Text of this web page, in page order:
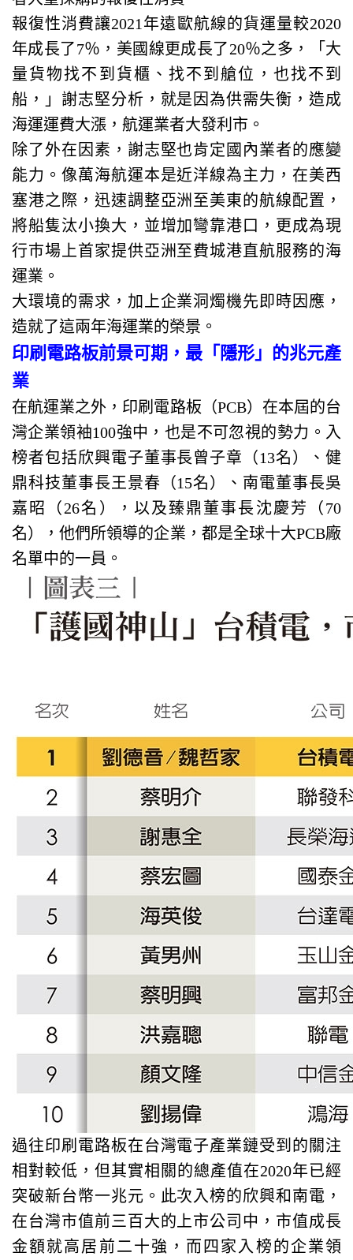
報復性消費讓2021年遠歐航線的貨運量較2020
年成長了7％，美國線更成長了20％之多，「大
量貨物找不到貨櫃、找不到艙位，也找不到
船，」謝志堅分析，就是因為供需失衡，造成
海運運費大漲，航運業者大發利市。
除了外在因素，謝志堅也肯定國內業者的應變
能力。像萬海航運本是近洋線為主力，在美西
塞港之際，迅速調整亞洲至美東的航線配置，
將船隻汰小換大，並增加彎靠港口，更成為現
行巿場上首家提供亞洲至費城港直航服務的海
運業。
大環境的需求，加上企業洞燭機先即時因應，
造就了這兩年海運業的榮景。
印刷電路板前景可期，最「隱形」的兆元產
業
在航運業之外，印刷電路板（PCB）在本屆的台
灣企業領袖100強中，也是不可忽視的勢力。入
榜者包括欣興電子董事長曾子章（13名）、健
鼎科技董事長王景春（15名）、南電董事長吳
嘉昭（26名），以及臻鼎董事長沈慶芳（70
名），他們所領導的企業，都是全球十大PCB廠
名單中的一員。
過往印刷電路板在台灣電子產業鏈受到的關注
相對較低，但其實相關的總產值在2020年已經
突破新台幣一兆元。此次入榜的欣興和南電，
在台灣市值前三百大的上市公司中，市值成長
金額就高居前二十強，而四家入榜的企業領